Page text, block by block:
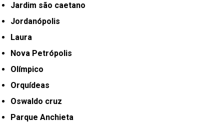
Jardim são caetano
Jordanópolis
Laura
Nova Petrópolis
Olímpico
Orquídeas
Oswaldo cruz
Parque Anchieta